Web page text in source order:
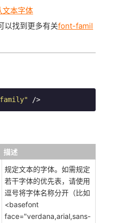
文本字体
以找到更多有关font-famil
/>
描述
规定文本的字体。如需规定
若干字体的优先表，请使用
逗号将字体名称分开（比如
<basefont
face="verdana,arial,sans-